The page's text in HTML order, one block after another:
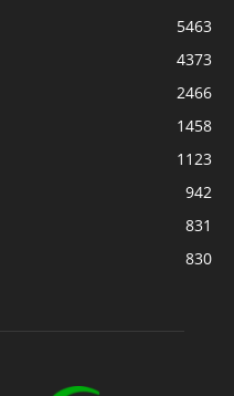
5463
4373
2466
1458
1123
942
831
830